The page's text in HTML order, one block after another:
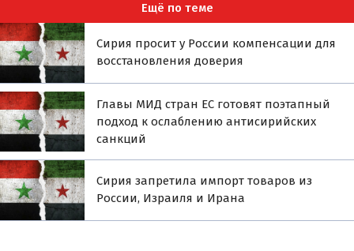
Ещё по теме
Сирия просит у России компенсации для
восстановления доверия
Главы МИД стран ЕС готовят поэтапный
подход к ослаблению антисирийских
санкций
Сирия запретила импорт товаров из
России, Израиля и Ирана